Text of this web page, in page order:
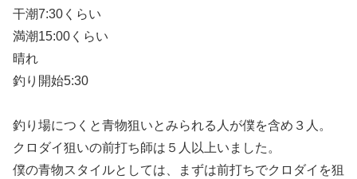
干潮7:30くらい
満潮15:00くらい
晴れ
釣り開始5:30
釣り場につくと青物狙いとみられる人が僕を含め３人。
クロダイ狙いの前打ち師は５人以上いました。
僕の青物スタイルとしては、まずは前打ちでクロダイを狙